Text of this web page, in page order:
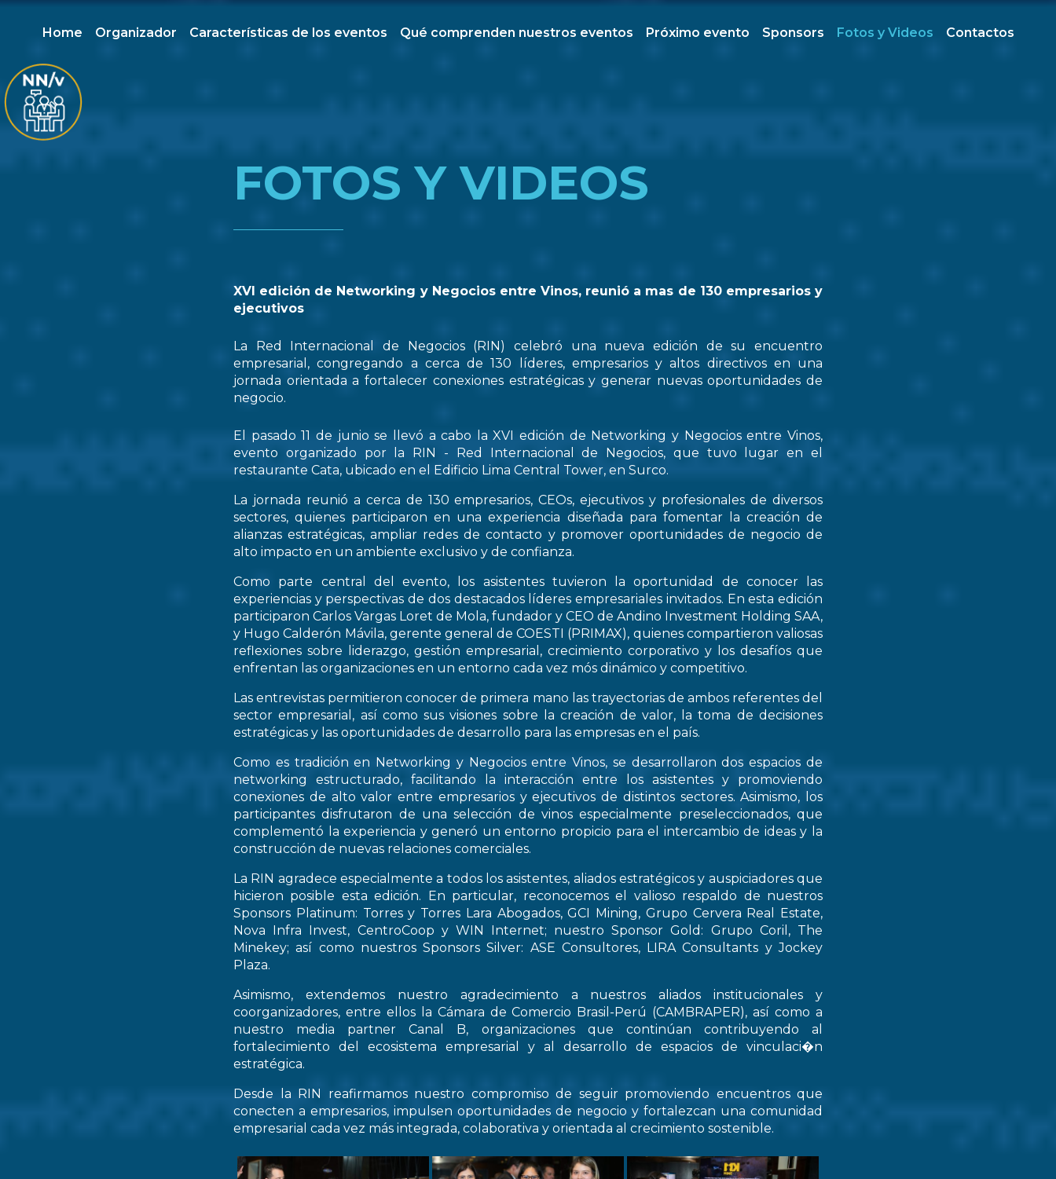
Home Organizador Características de los eventos Qué comprenden nuestros eventos Próximo evento Sponsors Fotos y Videos Contactos
FOTOS Y VIDEOS
XVI edición de Networking y Negocios entre Vinos, reunió a mas de 130 empresarios y
ejecutivos
La Red Internacional de Negocios (RIN) celebró una nueva edición de su encuentro
empresarial, congregando a cerca de 130 líderes, empresarios y altos directivos en una
jornada orientada a fortalecer conexiones estratégicas y generar nuevas oportunidades de
negocio.
El pasado 11 de junio se llevó a cabo la XVI edición de Networking y Negocios entre Vinos,
evento organizado por la RIN - Red Internacional de Negocios, que tuvo lugar en el
restaurante Cata, ubicado en el Edificio Lima Central Tower, en Surco.
La jornada reunió a cerca de 130 empresarios, CEOs, ejecutivos y profesionales de diversos
sectores, quienes participaron en una experiencia diseñada para fomentar la creación de
alianzas estratégicas, ampliar redes de contacto y promover oportunidades de negocio de
alto impacto en un ambiente exclusivo y de confianza.
Como parte central del evento, los asistentes tuvieron la oportunidad de conocer las
experiencias y perspectivas de dos destacados líderes empresariales invitados. En esta edición
participaron Carlos Vargas Loret de Mola, fundador y CEO de Andino Investment Holding SAA,
y Hugo Calderón Mávila, gerente general de COESTI (PRIMAX), quienes compartieron valiosas
reflexiones sobre liderazgo, gestión empresarial, crecimiento corporativo y los desafíos que
enfrentan las organizaciones en un entorno cada vez mós dinámico y competitivo.
Las entrevistas permitieron conocer de primera mano las trayectorias de ambos referentes del
sector empresarial, así como sus visiones sobre la creación de valor, la toma de decisiones
estratégicas y las oportunidades de desarrollo para las empresas en el país.
Como es tradición en Networking y Negocios entre Vinos, se desarrollaron dos espacios de
networking estructurado, facilitando la interacción entre los asistentes y promoviendo
conexiones de alto valor entre empresarios y ejecutivos de distintos sectores. Asimismo, los
participantes disfrutaron de una selección de vinos especialmente preseleccionados, que
complementó la experiencia y generó un entorno propicio para el intercambio de ideas y la
construcción de nuevas relaciones comerciales.
La RIN agradece especialmente a todos los asistentes, aliados estratégicos y auspiciadores que
hicieron posible esta edición. En particular, reconocemos el valioso respaldo de nuestros
Sponsors Platinum: Torres y Torres Lara Abogados, GCI Mining, Grupo Cervera Real Estate,
Nova Infra Invest, CentroCoop y WIN Internet; nuestro Sponsor Gold: Grupo Coril, The
Minekey; así como nuestros Sponsors Silver: ASE Consultores, LIRA Consultants y Jockey
Plaza.
Asimismo, extendemos nuestro agradecimiento a nuestros aliados institucionales y
coorganizadores, entre ellos la Cámara de Comercio Brasil-Perú (CAMBRAPER), así como a
nuestro media partner Canal B, organizaciones que continúan contribuyendo al
fortalecimiento del ecosistema empresarial y al desarrollo de espacios de vinculaci�n
estratégica.
Desde la RIN reafirmamos nuestro compromiso de seguir promoviendo encuentros que
conecten a empresarios, impulsen oportunidades de negocio y fortalezcan una comunidad
empresarial cada vez más integrada, colaborativa y orientada al crecimiento sostenible.